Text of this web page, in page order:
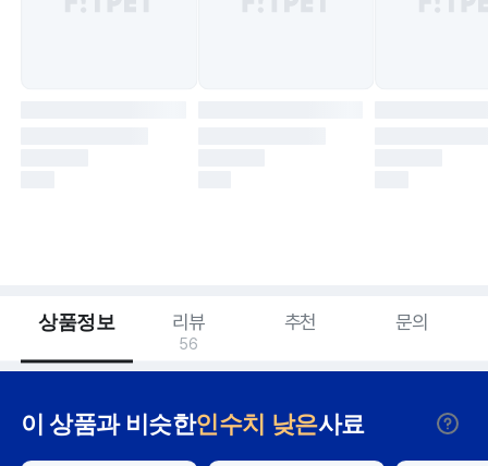
상품정보 리뷰
56
추천 문의
이 상품과 비슷한인수치 낮은사료